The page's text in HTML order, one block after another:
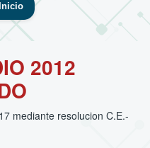
2012
mediante resolucion C.E.-